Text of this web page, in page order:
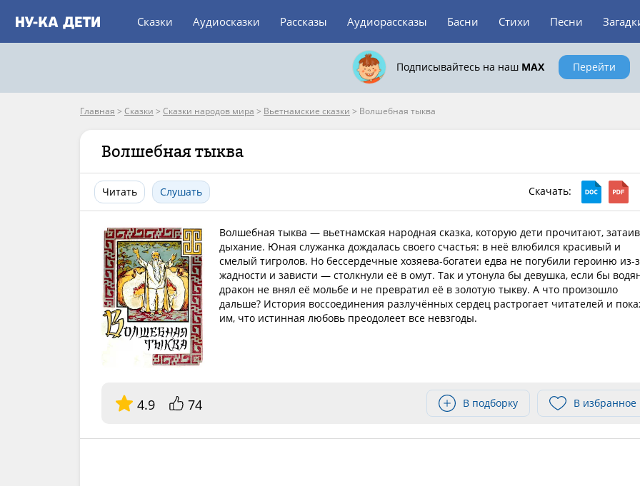
Сказки Аудиосказки Рассказы Аудиорассказы Басни Стихи Песни
Подписывайтесь на наш MAX Перейти
Главная > Сказки > Сказки народов мира > Вьетнамские сказки > Волшебная тыква
Волшебная тыква
Читать Слушать Скачать:
Волшебная тыква — вьетнамская народная сказка, которую дети прочитают, затаив
дыхание. Юная служанка дождалась своего счастья: в неё влюбился красивый и
смелый тигролов. Но бессердечные хозяева-богатеи едва не погубили героиню из-
жадности и зависти — столкнули её в омут. Так и утонула бы девушка, если бы
дракон не внял её мольбе и не превратил её в золотую тыкву. А что произошло
дальше? История воссоединения разлучённых сердец растрогает читателей и
им, что истинная любовь преодолеет все невзгоды.
4.9 74 В подборку В избранное